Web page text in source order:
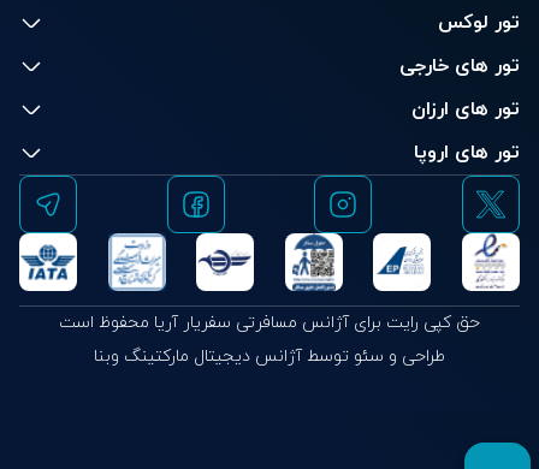
تور لوکس
تور های خارجی
تور های ارزان
تور های اروپا
حق کپی رایت برای آژانس مسافرتی سفریار آریا محفوظ است
طراحی و سئو توسط آژانس دیجیتال مارکتینگ وبنا